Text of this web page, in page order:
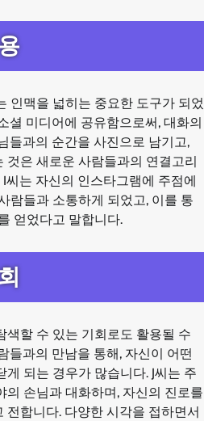
인맥을 넓히는 중요한 도구가 되었
셜 미디어에 공유함으로써, 대화의
들과의 순간을 사진으로 남기고,
은 새로운 사람들과의 연결고리
는 자신의 인스타그램에 주점에
람들과 소통하게 되었고, 이를 통
얻었다고 말합니다.
색할 수 있는 기회로도 활용될 수
들과의 만남을 통해, 자신이 어떤
되는 경우가 많습니다. J씨는 주
의 손님과 대화하며, 자신의 진로를
합니다. 다양한 시각을 접하면서